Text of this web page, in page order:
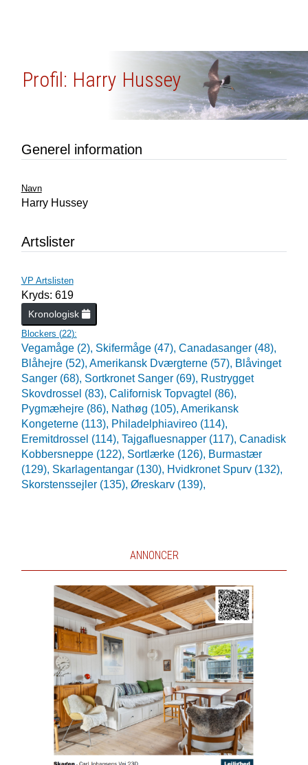
Profil: Harry Hussey
Generel information
Navn
Harry Hussey
Artslister
VP Artslisten
Kryds: 619
Kronologisk
Blockers (22):
Vegamåge (2), Skifermåge (47), Canadasanger (48),
Blåhejre (52), Amerikansk Dværgterne (57), Blåvinget
Sanger (68), Sortkronet Sanger (69), Rustrygget
Skovdrossel (83), Californisk Topvagtel (86),
Pygmæhejre (86), Nathøg (105), Amerikansk
Kongeterne (113), Philadelphiavireo (114),
Eremitdrossel (114), Tajgafluesnapper (117), Canadisk
Kobbersneppe (122), Sortlærke (126), Burmastær
(129), Skarlagentangar (130), Hvidkronet Spurv (132),
Skorstenssejler (135), Øreskarv (139),
ANNONCER